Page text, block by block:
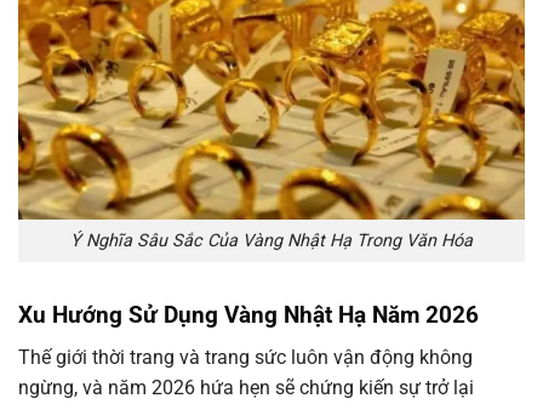
Ý Nghĩa Sâu Sắc Của Vàng Nhật Hạ Trong Văn Hóa
Xu Hướng Sử Dụng Vàng Nhật Hạ Năm 2026
Thế giới thời trang và trang sức luôn vận động không
ngừng, và năm 2026 hứa hẹn sẽ chứng kiến sự trở lại